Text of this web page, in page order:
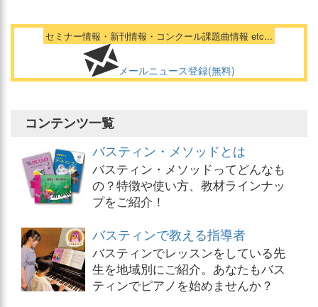
セミナー情報・新刊情報・コンクール課題曲情報 etc...
メールニュース登録(無料)
コンテンツ一覧
バスティン・メソッドとは
バスティン・メソッドってどんなも
の？特徴や使い方、教材ラインナッ
プをご紹介！
バスティンで教える指導者
バスティンでレッスンをしている先
生を地域別にご紹介。あなたもバス
ティンでピアノを始めませんか？